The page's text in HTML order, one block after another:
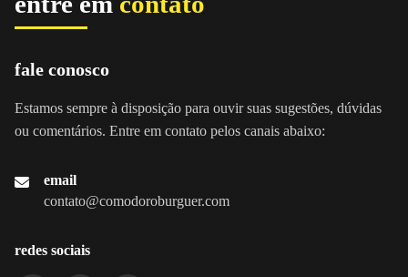
fale conosco
Estamos sempre à disposição para ouvir suas sugestões, dúvidas
ou comentários. Entre em contato pelos canais abaixo:
email
contato@comodoroburguer.com
redes sociais